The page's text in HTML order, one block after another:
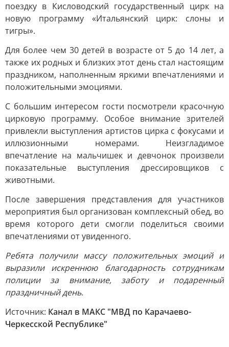
поездку в Кисловодский государственный цирк на
новую программу «Итальянский цирк: слоны и
тигры».
Для более чем 30 детей в возрасте от 5 до 14 лет, а
также их родных и близких этот день стал настоящим
праздником, наполненным яркими впечатлениями и
положительными эмоциями.
С большим интересом гости посмотрели красочную
цирковую программу. Особое внимание зрителей
привлекли выступления артистов цирка с фокусами и
иллюзионными номерами. Неизгладимое
впечатление на мальчишек и девчонок произвели
показательные выступления дрессировщиков с
животными.
После завершения представления для участников
мероприятия был организован комплексный обед, во
время которого дети смогли поделиться своими
впечатлениями от увиденного.
Ребята получили массу положительных эмоций и
выразили искреннюю благодарность сотрудникам
полиции за внимание, заботу и подаренный
праздничный день.
Источник: Канал в МАКС "МВД по Карачаево-
Черкесской Республике"